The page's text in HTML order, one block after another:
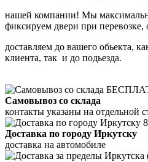
нашей компании! Мы
фиксируем двери при перевозке,
доставляем до вашего обьекта,
клиента, так и до подьезда.
Самовывоз со склада
контакты указаны на отдельной
Доставка по городу Иркутску
доставка на автомобиле